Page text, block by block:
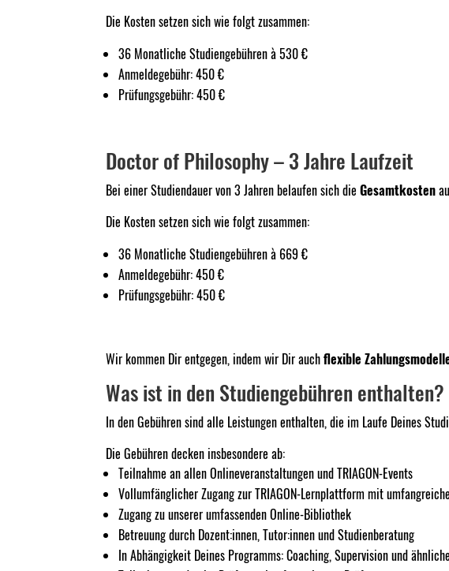
Die Kosten setzen sich wie folgt zusammen:
36 Monatliche Studiengebühren à 530 €
Anmeldegebühr: 450 €
Prüfungsgebühr: 450 €
Doctor of Philosophy – 3 Jahre Laufzeit
Bei einer Studiendauer von 3 Jahren belaufen sich dieGesamtkosten
Die Kosten setzen sich wie folgt zusammen:
36 Monatliche Studiengebühren à 669 €
Anmeldegebühr: 450 €
Prüfungsgebühr: 450 €
Wir kommen Dir entgegen, indem wir Dir auchflexible
Was ist in den Studiengebühren enthalten?
​In den Gebühren sind alle Leistungen enthalten, die im Laufe Deines
Die Gebühren decken insbesondere ab:
Teilnahme an allen Onlineveranstaltungen und TRIAGON-Events
Vollumfänglicher Zugang zur TRIAGON-Lernplattform mit
Zugang zu unserer umfassenden Online-Bibliothek
Betreuung durch Dozent:innen, Tutor:innen und Studienberatung
In Abhängigkeit Deines Programms: Coaching, Supervision und